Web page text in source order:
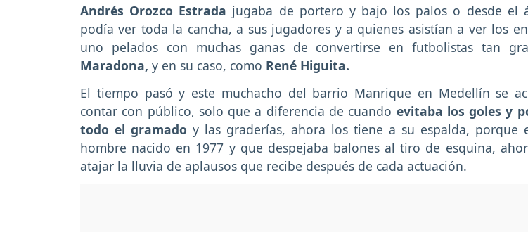
Andrés Orozco Estrada jugaba de portero y bajo los palos o desde el
podía ver toda la cancha, a sus jugadores y a quienes asistían a ver los
uno pelados con muchas ganas de convertirse en futbolistas tan
Maradona, y en su caso, como René Higuita.
El tiempo pasó y este muchacho del barrio Manrique en Medellín se
contar con público, solo que a diferencia de cuando evitaba los goles y
todo el gramado y las graderías, ahora los tiene a su espalda, porque
hombre nacido en 1977 y que despejaba balones al tiro de esquina,
atajar la lluvia de aplausos que recibe después de cada actuación.